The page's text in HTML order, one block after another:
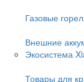
Газовые
Внешние
Экосистема
Товары для